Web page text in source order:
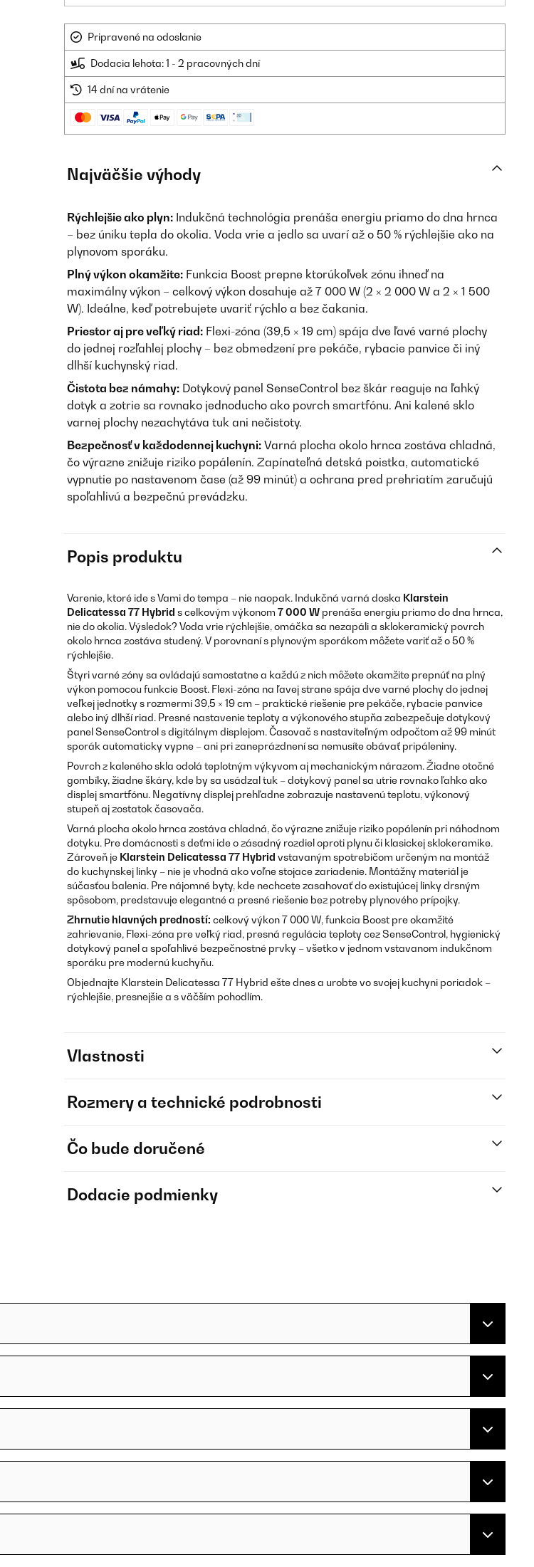
Pripravené na odoslanie
Dodacia lehota: 1 - 2 pracovných dní
14 dní na vrátenie
Najväčšie výhody
Rýchlejšie ako plyn: Indukčná technológia prenáša energiu priamo do dna hrnca
– bez úniku tepla do okolia. Voda vrie a jedlo sa uvarí až o 50 % rýchlejšie ako na
plynovom sporáku.
Plný výkon okamžite: Funkcia Boost prepne ktorúkoľvek zónu ihneď na
maximálny výkon – celkový výkon dosahuje až 7 000 W (2 × 2 000 W a 2 × 1 500
W). Ideálne, keď potrebujete uvariť rýchlo a bez čakania.
Priestor aj pre veľký riad: Flexi-zóna (39,5 × 19 cm) spája dve ľavé varné plochy
do jednej rozľahlej plochy – bez obmedzení pre pekáče, rybacie panvice či iný
dlhší kuchynský riad.
Čistota bez námahy: Dotykový panel SenseControl bez škár reaguje na ľahký
dotyk a zotrie sa rovnako jednoducho ako povrch smartfónu. Ani kalené sklo
varnej plochy nezachytáva tuk ani nečistoty.
Bezpečnosť v každodennej kuchyni: Varná plocha okolo hrnca zostáva chladná,
čo výrazne znižuje riziko popálenín. Zapínateľná detská poistka, automatické
vypnutie po nastavenom čase (až 99 minút) a ochrana pred prehriatím zaručujú
spoľahlivú a bezpečnú prevádzku.
Popis produktu
Varenie, ktoré ide s Vami do tempa – nie naopak. Indukčná varná doska Klarstein
Delicatessa 77 Hybrid s celkovým výkonom 7 000 W prenáša energiu priamo do dna hrnca,
nie do okolia. Výsledok? Voda vrie rýchlejšie, omáčka sa nezapáli a sklokeramický povrch
okolo hrnca zostáva studený. V porovnaní s plynovým sporákom môžete variť až o 50 %
rýchlejšie.
Štyri varné zóny sa ovládajú samostatne a každú z nich môžete okamžite prepnúť na plný
výkon pomocou funkcie Boost. Flexi-zóna na ľavej strane spája dve varné plochy do jednej
veľkej jednotky s rozmermi 39,5 × 19 cm – praktické riešenie pre pekáče, rybacie panvice
alebo iný dlhší riad. Presné nastavenie teploty a výkonového stupňa zabezpečuje dotykový
panel SenseControl s digitálnym displejom. Časovač s nastaviteľným odpočtom až 99 minút
sporák automaticky vypne – ani pri zaneprázdnení sa nemusíte obávať pripáleniny.
Povrch z kaleného skla odolá teplotným výkyvom aj mechanickým nárazom. Žiadne otočné
gombíky, žiadne škáry, kde by sa usádzal tuk – dotykový panel sa utrie rovnako ľahko ako
displej smartfónu. Negatívny displej prehľadne zobrazuje nastavenú teplotu, výkonový
stupeň aj zostatok časovača.
Varná plocha okolo hrnca zostáva chladná, čo výrazne znižuje riziko popálenín pri náhodnom
dotyku. Pre domácnosti s deťmi ide o zásadný rozdiel oproti plynu či klasickej sklokeramike.
Zároveň je Klarstein Delicatessa 77 Hybrid vstavaným spotrebičom určeným na montáž
do kuchynskej linky – nie je vhodná ako voľne stojace zariadenie. Montážny materiál je
súčasťou balenia. Pre nájomné byty, kde nechcete zasahovať do existujúcej linky drsným
spôsobom, predstavuje elegantné a presné riešenie bez potreby plynového prípojky.
Zhrnutie hlavných predností: celkový výkon 7 000 W, funkcia Boost pre okamžité
zahrievanie, Flexi-zóna pre veľký riad, presná regulácia teploty cez SenseControl, hygienický
dotykový panel a spoľahlivé bezpečnostné prvky – všetko v jednom vstavanom indukčnom
sporáku pre modernú kuchyňu.
Objednajte Klarstein Delicatessa 77 Hybrid ešte dnes a urobte vo svojej kuchyni poriadok –
rýchlejšie, presnejšie a s väčším pohodlím.
Vlastnosti
Rozmery a technické podrobnosti
Čo bude doručené
Dodacie podmienky